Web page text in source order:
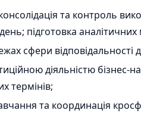
та контроль
підготовка аналітичних
сфери відповідальності
діяльністю бізнес-
термінів;
та координація